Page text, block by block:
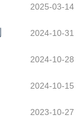
2025-03-14
2024-10-31
2024-10-28
2024-10-15
2023-10-27